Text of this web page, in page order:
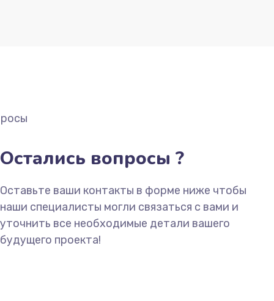
Остались вопросы ?
Оставьте ваши контакты в форме ниже чтобы
наши специалисты могли связаться с вами и
уточнить все необходимые детали вашего
будущего проекта!